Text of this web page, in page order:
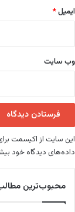
ایمیل*
وب‌ سایت
این سایت از اکیسمت
داده‌های دیدگاه خود
محبوب‌ترین